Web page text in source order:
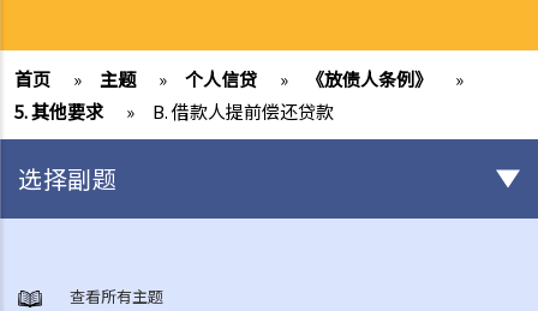
首页 » 主题 » 个人信贷 » 《放债人条例》
»
5. 其他要求
» B. 借款人提前偿还贷款
选择副题
1. 谁需要获得放债人牌照？
查看所有主题